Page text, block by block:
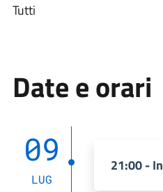
Tutti
Date e orari
09
LUG
21:00 -